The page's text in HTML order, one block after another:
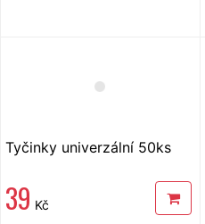
Tyčinky univerzální 50ks
39 Kč